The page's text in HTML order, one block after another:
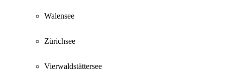
Walensee
Zürichsee
Vierwaldstättersee